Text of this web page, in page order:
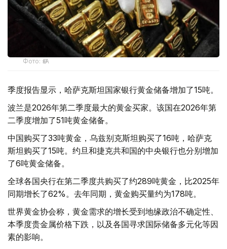
Фото: ӨзА
季度报告显示，哈萨克斯坦国家银行黄金储备增加了15吨。
波兰是2026年第二季度最大的黄金买家。该国在2026年第
二季度增加了51吨黄金储备。
中国购买了33吨黄金，乌兹别克斯坦购买了16吨，哈萨克
斯坦购买了15吨。约旦和捷克共和国的中央银行也分别增加
了6吨黄金储备。
全球各国央行在第二季度共购买了约289吨黄金，比2025年
同期增长了62%。去年同期，黄金购买量约为178吨。
世界黄金协会称，黄金需求的增长受到地缘政治不确定性、
本季度贵金属价格下跌，以及各国寻求国际储备多元化等因
素的影响。